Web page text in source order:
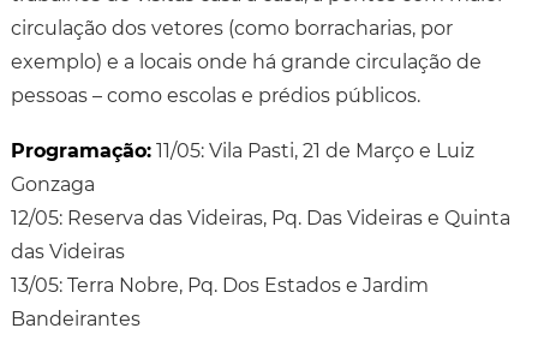
circulação dos vetores (como borracharias, por
exemplo) e a locais onde há grande circulação de
pessoas – como escolas e prédios públicos.
Programação:11/05: Vila Pasti, 21 de Março e Luiz
Gonzaga
12/05: Reserva das Videiras, Pq. Das Videiras e Quinta
das Videiras
13/05: Terra Nobre, Pq. Dos Estados e Jardim
Bandeirantes